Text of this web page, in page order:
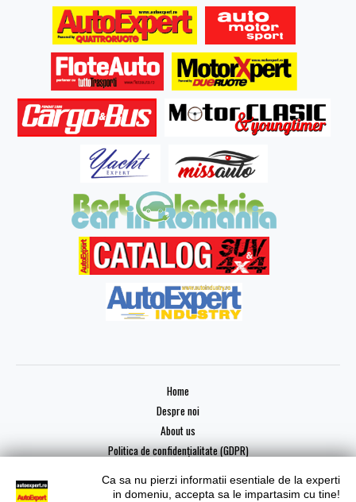
Home
Despre noi
About us
Politica de confidențialitate (GDPR)
Ca sa nu pierzi informatii esentiale de la experti
in domeniu, accepta sa le impartasim cu tine!